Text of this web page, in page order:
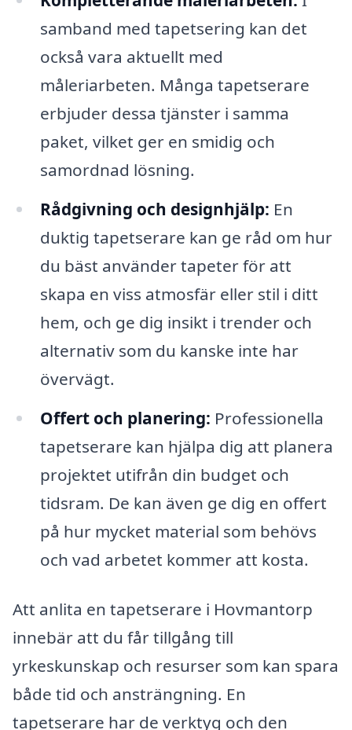
samband med tapetsering kan det
också vara aktuellt med
måleriarbeten. Många tapetserare
erbjuder dessa tjänster i samma
paket, vilket ger en smidig och
samordnad lösning.
Rådgivning och designhjälp: En
duktig tapetserare kan ge råd om hur
du bäst använder tapeter för att
skapa en viss atmosfär eller stil i ditt
hem, och ge dig insikt i trender och
alternativ som du kanske inte har
övervägt.
Offert och planering: Professionella
tapetserare kan hjälpa dig att planera
projektet utifrån din budget och
tidsram. De kan även ge dig en offert
på hur mycket material som behövs
och vad arbetet kommer att kosta.
Att anlita en tapetserare i Hovmantorp
innebär att du får tillgång till
yrkeskunskap och resurser som kan spara
både tid och ansträngning. En
tapetserare har de verktyg och den